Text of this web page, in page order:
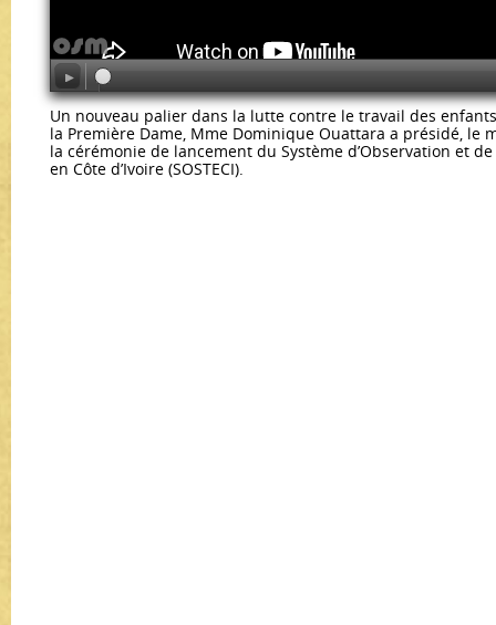
Un nouveau palier dans la lutte contre le travail des
la Première Dame, Mme Dominique Ouattara a présidé, le
la cérémonie de lancement du Système d’Observation et
en Côte d’Ivoire (SOSTECI).